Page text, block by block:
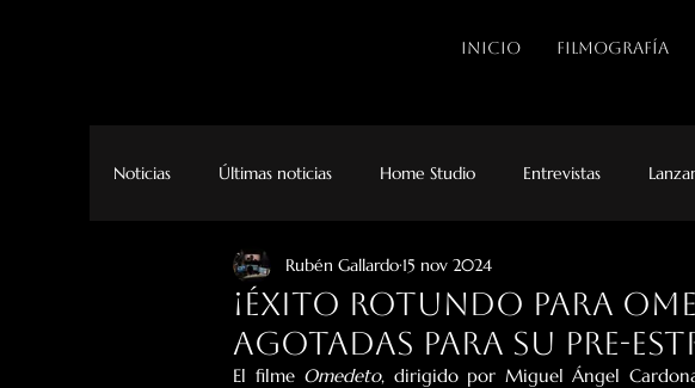
INICIO FILMOGRAFÍA
Noticias Últimas noticias Home Studio Entrevistas
¡Éxito rotundo para
agotadas para su pre-
Rubén Gallardo 15 nov 2024
El filme Omedeto, dirigido por Miguel Ángel